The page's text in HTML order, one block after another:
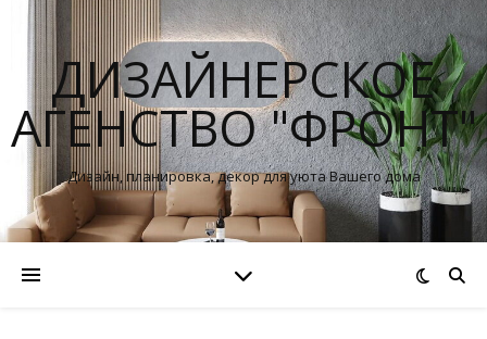
ДИЗАЙНЕРСКОЕ
АГЕНСТВО "ФРОНТ"
Дизайн, планировка, декор для уюта Вашего дома